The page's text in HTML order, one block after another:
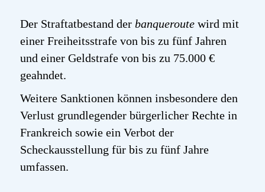
Der Straftatbestand der banqueroutewird mit
einer Freiheitsstrafe von bis zu fünf Jahren
und einer Geldstrafe von bis zu 75.000 €
geahndet.
Weitere Sanktionen können insbesondere den
Verlust grundlegender bürgerlicher Rechte in
Frankreich sowie ein Verbot der
Scheckausstellung für bis zu fünf Jahre
umfassen.